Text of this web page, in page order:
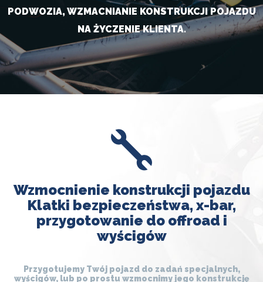
PODWOZIA, WZMACNIANIE KONSTRUKCJI POJAZDU
NA ŻYCZENIE KLIENTA.
Wzmocnienie konstrukcji pojazdu
Klatki bezpieczeństwa, x-bar,
przygotowanie do offroad i
wyścigów
Przygotujemy Twój pojazd do zadań specjalnych,
wyścigów, lub po prostu wzmocnimy jego konstrukcję